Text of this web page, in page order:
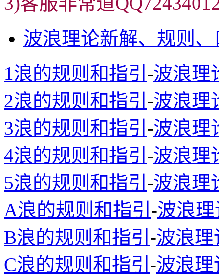
波浪理论新解、规则
1浪的规则和指引 -波浪理
2浪的规则和指引 -波浪理
3浪的规则和指引 -波浪理
4浪的规则和指引 -波浪理
5浪的规则和指引 -波浪理
A浪的规则和指引 -波浪
B浪的规则和指引 -波浪
C浪的规则和指引 -波浪理